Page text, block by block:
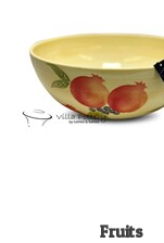
Fruits